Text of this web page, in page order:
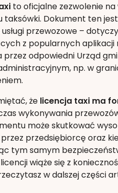
to oficjalne zezwolenie
taksówki. Dokument ten
przewozowe –
z popularnych aplikacji
przez odpowiedni Urząd
np. w
że licencja taxi ma
wykonywania
może skutkować
przez przedsiębiorcę oraz
tym samym
wiąże się z
w dalszej części